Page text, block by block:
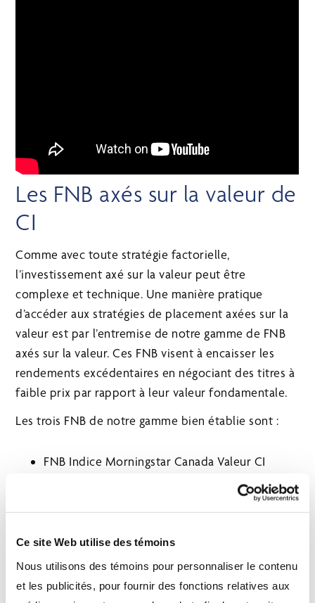
Ce site Web utilise des témoins
Nous utilisons des témoins pour personnaliser le contenu
et les publicités, pour fournir des fonctions relatives aux
Les FNB axés sur la valeur de
CI
Comme avec toute stratégie factorielle,
l’investissement axé sur la valeur peut être
complexe et technique. Une manière pratique
d’accéder aux stratégies de placement axées sur la
valeur est par l’entremise de notre gamme de FNB
axés sur la valeur. Ces FNB visent à encaisser les
rendements excédentaires en négociant des titres à
faible prix par rapport à leur valeur fondamentale.
Les trois FNB de notre gamme bien établie sont :
FNB Indice Morningstar Canada Valeur CI
FNB Indice Morningstar États-Unis Valeur CI
non couvert)
FNB Indice Morningstar International Valeur CI
(symbole
VXM si couvert en $ CA
VXM.B si
non couvert